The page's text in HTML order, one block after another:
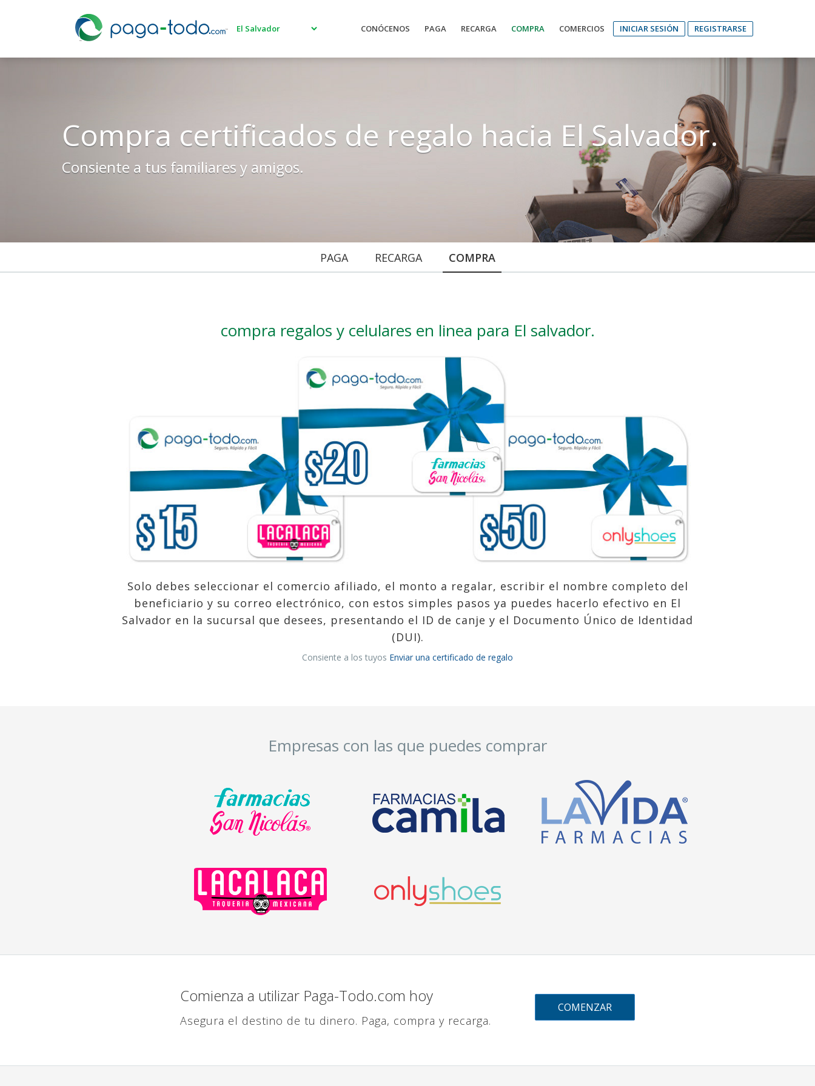
CONÓCENOS PAGA RECARGA COMPRA COMERCIOS INICIAR SESIÓN REGISTRARSE
Compra certificados de regalo hacia El Salvador.
Consiente a tus familiares y amigos.
PAGA RECARGA COMPRA
compra regalos y celulares en linea para El salvador.
Solo debes seleccionar el comercio afiliado, el monto a regalar, escribir el nombre completo del
beneficiario y su correo electrónico, con estos simples pasos ya puedes hacerlo efectivo en El
Salvador en la sucursal que desees, presentando el ID de canje y el Documento Único de Identidad
(DUI).
Consiente a los tuyos Enviar una certificado de regalo
Empresas con las que puedes comprar
Comienza a utilizar Paga-Todo.com hoy
Asegura el destino de tu dinero. Paga, compra y recarga.
COMENZAR